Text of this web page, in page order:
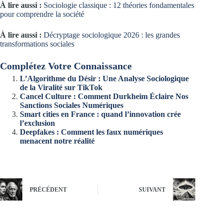
À lire aussi : Sociologie classique : 12 théories fondamentales
pour comprendre la société
À lire aussi : Décryptage sociologique 2026 : les grandes
transformations sociales
Complétez Votre Connaissance
L’Algorithme du Désir : Une Analyse Sociologique
de la Viralité sur TikTok
Cancel Culture : Comment Durkheim Éclaire Nos
Sanctions Sociales Numériques
Smart cities en France : quand l’innovation crée
l’exclusion
Deepfakes : Comment les faux numériques
menacent notre réalité
PRÉCÉDENT SUIVANT